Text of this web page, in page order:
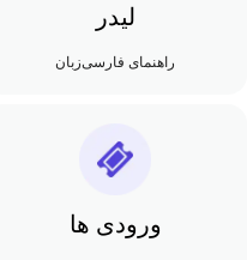
لیدر
راهنمای فارسی‌زبان
ورودی ها